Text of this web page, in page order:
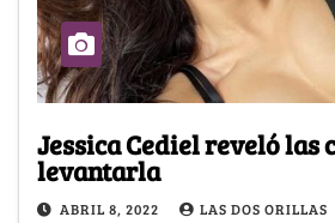
Jessica Cediel reveló las
levantarla
ABRIL 8, 2022 LAS DOS ORILLAS